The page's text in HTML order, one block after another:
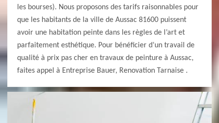
les bourses). Nous proposons des tarifs raisonnables pour
que les habitants de la ville de Aussac 81600 puissent
avoir une habitation peinte dans les règles de l’art et
parfaitement esthétique. Pour bénéficier d’un travail de
qualité à prix pas cher en travaux de peinture à Aussac,
faites appel à Entreprise Bauer, Renovation Tarnaise .